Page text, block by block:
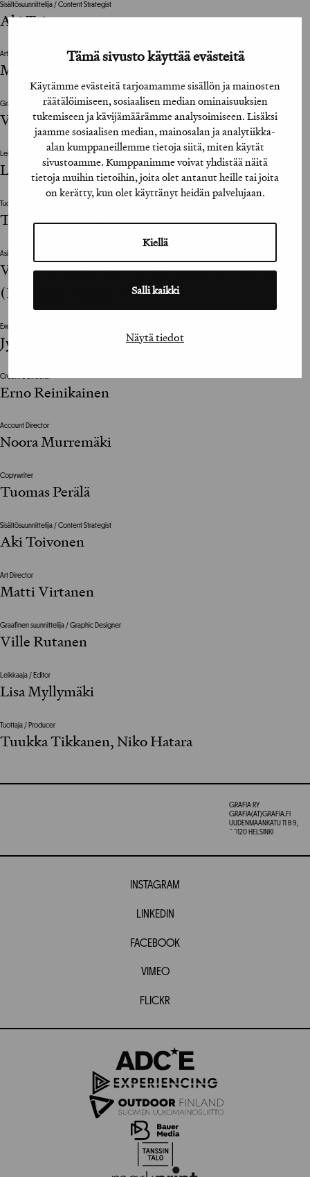
Tämä sivusto käyttää evästeitä
Käytämme evästeitä tarjoamamme sisällön ja mainosten
räätälöimiseen, sosiaalisen median ominaisuuksien
tukemiseen ja kävijämäärämme analysoimiseen. Lisäksi
jaamme sosiaalisen median, mainosalan ja analytiikka-
alan kumppaneillemme tietoja siitä, miten käytät
sivustoamme. Kumppanimme voivat yhdistää näitä
tietoja muihin tietoihin, joita olet antanut heille tai joita
on kerätty, kun olet käyttänyt heidän palvelujaan.
Kiellä
Salli kaikki
Näytä tiedot
Sisältösuunnittelija / Content Strategist
Aki Toivonen
Art Director
Matti Virtanen
Graafinen suunnittelija / Graphic Designer
Ville Rutanen
Leikkaaja / Editor
Lisa Myllymäki
Tuottaja / Producer
Tuukka Tikkanen, Niko Hatara
Asiakkaan vastuuhenkilö / Client’s Representative
Veera Siivonen, Alo Valtere, Karla Louhelainen
(Helsingin Sanomat)
Executive Creative Director
Jyrki Poutanen
Creative Director
Erno Reinikainen
Account Director
Noora Murremäki
Copywriter
Tuomas Perälä
Sisältösuunnittelija / Content Strategist
Aki Toivonen
Art Director
Matti Virtanen
Graafinen suunnittelija / Graphic Designer
Ville Rutanen
Leikkaaja / Editor
Lisa Myllymäki
Tuottaja / Producer
Tuukka Tikkanen, Niko Hatara
GRAFIA RY
GRAFIA(AT)GRAFIA.FI
UUDENMAANKATU 11 B 9,
00120 HELSINKI
INSTAGRAM
LINKEDIN
FACEBOOK
VIMEO
FLICKR